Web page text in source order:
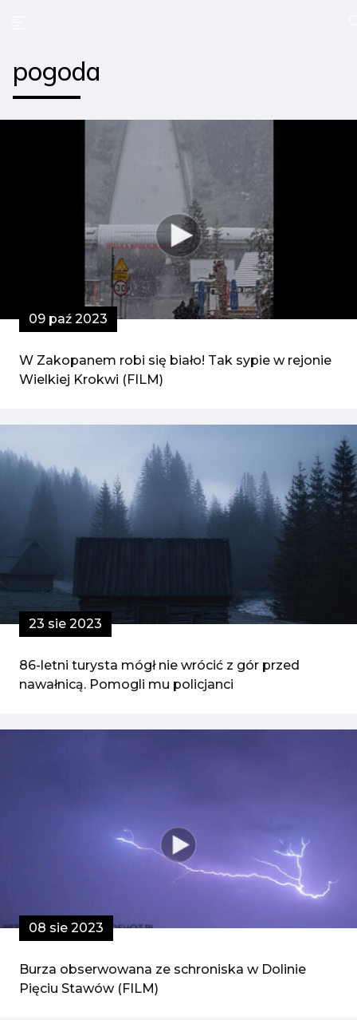
pogoda
09 paź 2023
W Zakopanem robi się biało! Tak sypie w rejonie
Wielkiej Krokwi (FILM)
23 sie 2023
86-letni turysta mógł nie wrócić z gór przed
nawałnicą. Pomogli mu policjanci
08 sie 2023
Burza obserwowana ze schroniska w Dolinie
Pięciu Stawów (FILM)